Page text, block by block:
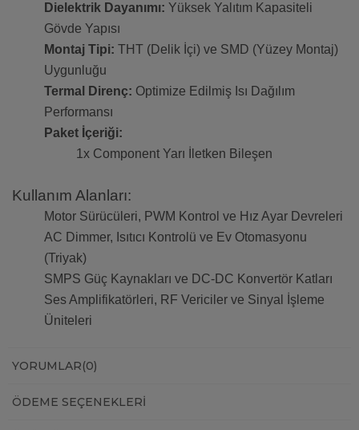
Dielektrik Dayanımı: Yüksek Yalıtım Kapasiteli
Gövde Yapısı
Montaj Tipi: THT (Delik İçi) ve SMD (Yüzey Montaj)
Uygunluğu
Termal Direnç: Optimize Edilmiş Isı Dağılım
Performansı
Paket İçeriği:
1x Component Yarı İletken Bileşen
Kullanım Alanları:
Motor Sürücüleri, PWM Kontrol ve Hız Ayar Devreleri
AC Dimmer, Isıtıcı Kontrolü ve Ev Otomasyonu
(Triyak)
SMPS Güç Kaynakları ve DC-DC Konvertör Katları
Ses Amplifikatörleri, RF Vericiler ve Sinyal İşleme
Üniteleri
YORUMLAR(0)
ÖDEME SEÇENEKLERI